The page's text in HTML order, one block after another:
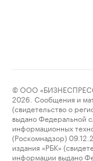
© ООО
2026. Сообщения и
(свидетельство о
выдано Федеральной
информационных
(Роскомнадзор)
издания «РБК»
информации выдано